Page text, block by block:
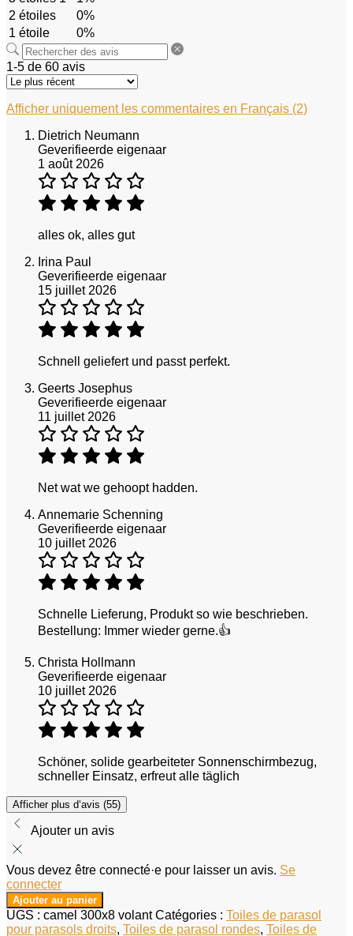
2 étoiles
0%
1 étoile
0%
1-5 de 60 avis
Afficher uniquement les commentaires en Français (2)
Dietrich Neumann
Geverifieerde eigenaar
1 août 2026
alles ok, alles gut
Irina Paul
Geverifieerde eigenaar
15 juillet 2026
Schnell geliefert und passt perfekt.
Geerts Josephus
Geverifieerde eigenaar
11 juillet 2026
Net wat we gehoopt hadden.
Annemarie Schenning
Geverifieerde eigenaar
10 juillet 2026
Schnelle Lieferung, Produkt so wie beschrieben.
Bestellung: Immer wieder gerne.👍
Christa Hollmann
Geverifieerde eigenaar
10 juillet 2026
Schöner, solide gearbeiteter Sonnenschirmbezug,
schneller Einsatz, erfreut alle täglich
Afficher plus d‘avis (55)
Ajouter un avis
Vous devez être connecté·e pour laisser un avis. Se
connecter
Ajouter au panier
UGS : camel 300x8 volant Catégories : Toiles de parasol
pour parasols droits, Toiles de parasol rondes, Toiles de